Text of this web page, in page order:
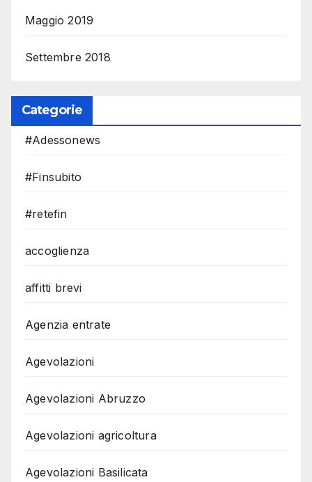
Maggio 2019
Settembre 2018
Categorie
#Adessonews
#Finsubito
#retefin
accoglienza
affitti brevi
Agenzia entrate
Agevolazioni
Agevolazioni Abruzzo
Agevolazioni agricoltura
Agevolazioni Basilicata